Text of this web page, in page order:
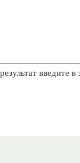
введите в